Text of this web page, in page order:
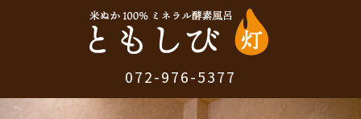
072-976-5377